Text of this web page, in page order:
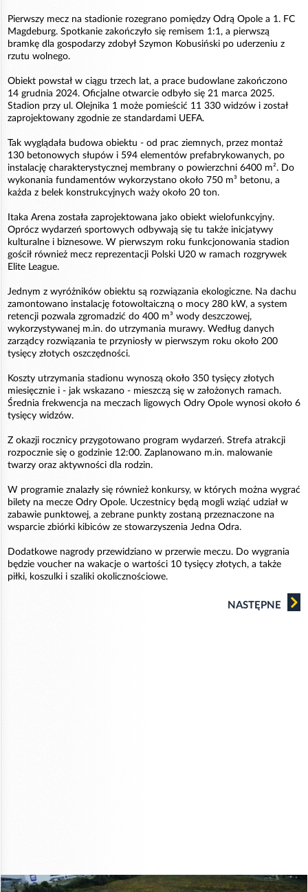
Pierwszy mecz na stadionie rozegrano pomiędzy Odrą Opole a 1. FC
Magdeburg. Spotkanie zakończyło się remisem 1:1, a pierwszą
bramkę dla gospodarzy zdobył Szymon Kobusiński po uderzeniu z
rzutu wolnego.
Obiekt powstał w ciągu trzech lat, a prace budowlane zakończono
14 grudnia 2024. Oficjalne otwarcie odbyło się 21 marca 2025.
Stadion przy ul. Olejnika 1 może pomieścić 11 330 widzów i został
zaprojektowany zgodnie ze standardami UEFA.
Tak wyglądała budowa obiektu - od prac ziemnych, przez montaż
130 betonowych słupów i 594 elementów prefabrykowanych, po
instalację charakterystycznej membrany o powierzchni 6400 m². Do
wykonania fundamentów wykorzystano około 750 m³ betonu, a
każda z belek konstrukcyjnych waży około 20 ton.
Itaka Arena została zaprojektowana jako obiekt wielofunkcyjny.
Oprócz wydarzeń sportowych odbywają się tu także inicjatywy
kulturalne i biznesowe. W pierwszym roku funkcjonowania stadion
gościł również mecz reprezentacji Polski U20 w ramach rozgrywek
Elite League.
Jednym z wyróżników obiektu są rozwiązania ekologiczne. Na dachu
zamontowano instalację fotowoltaiczną o mocy 280 kW, a system
retencji pozwala zgromadzić do 400 m³ wody deszczowej,
wykorzystywanej m.in. do utrzymania murawy. Według danych
zarządcy rozwiązania te przyniosły w pierwszym roku około 200
tysięcy złotych oszczędności.
Koszty utrzymania stadionu wynoszą około 350 tysięcy złotych
miesięcznie i - jak wskazano - mieszczą się w założonych ramach.
Średnia frekwencja na meczach ligowych Odry Opole wynosi około 6
tysięcy widzów.
Z okazji rocznicy przygotowano program wydarzeń. Strefa atrakcji
rozpocznie się o godzinie 12:00. Zaplanowano m.in. malowanie
twarzy oraz aktywności dla rodzin.
W programie znalazły się również konkursy, w których można wygrać
bilety na mecze Odry Opole. Uczestnicy będą mogli wziąć udział w
zabawie punktowej, a zebrane punkty zostaną przeznaczone na
wsparcie zbiórki kibiców ze stowarzyszenia Jedna Odra.
Dodatkowe nagrody przewidziano w przerwie meczu. Do wygrania
będzie voucher na wakacje o wartości 10 tysięcy złotych, a także
piłki, koszulki i szaliki okolicznościowe.
NASTĘPNE